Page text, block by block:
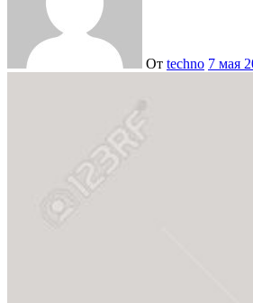
От techno 7 мая